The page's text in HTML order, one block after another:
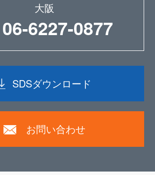
大阪
06-6227-0877
SDSダウンロード
お問い合わせ